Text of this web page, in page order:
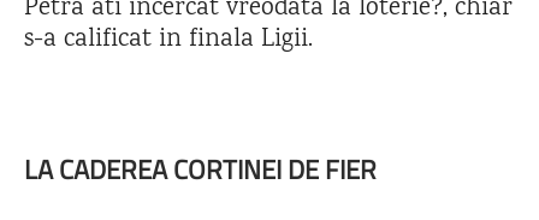
Petra ati incercat vreodata la loterie?, chiar
s-a calificat in finala Ligii.
LA CADEREA CORTINEI DE FIER